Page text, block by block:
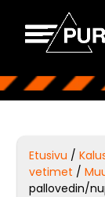
Etusivu /
vetimet /
pallovedin/